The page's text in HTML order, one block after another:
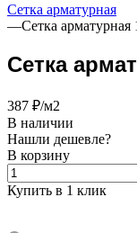
Сетка арматурная
—Сетка
Сетка
387 ₽/м2
В наличии
Нашли дешевле?
В корзину
Купить в 1 клик